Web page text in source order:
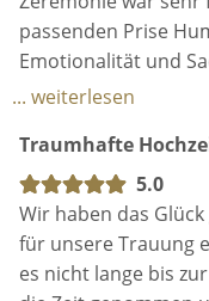
passenden Prise
Emotionalität und
spannend – fast so,
wie individuell sie
Brautpaar
ehrlich, stimmig und
zwischendurch
Tränchen blitzte.
... weiterlesen
Traumhafte
5.0
Wir haben das
für unsere Trauung
es nicht lange bis